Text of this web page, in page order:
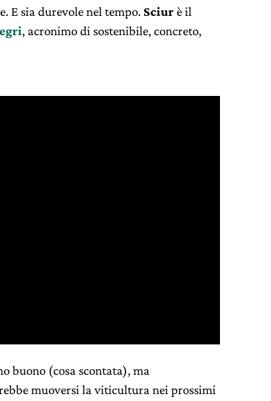
E sia durevole nel tempo. Sciurè il
, acronimo di sostenibile, concreto,
buono (cosa scontata), ma
muoversi la viticultura nei prossimi